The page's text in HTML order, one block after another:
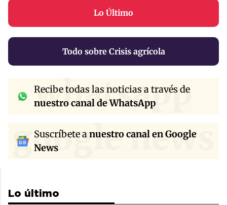
Lo Último
Todo sobre Crisis agrícola
whatsapp
Recibe todas las noticias a través de
nuestro canal de WhatsApp
google news
Suscríbete anuestro canal en Google
News
Lo último